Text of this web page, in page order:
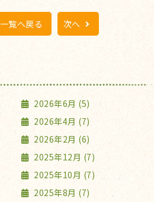
一覧へ戻る 次へ
2026年6月 (5)
2026年4月 (7)
2026年2月 (6)
2025年12月 (7)
2025年10月 (7)
2025年8月 (7)